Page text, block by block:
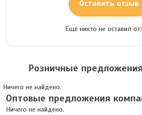
Оставить отзыв
Ещё никто не оставил
Розничные
Ничего не найдено.
Оптовые предложения
Ничего не найдено.